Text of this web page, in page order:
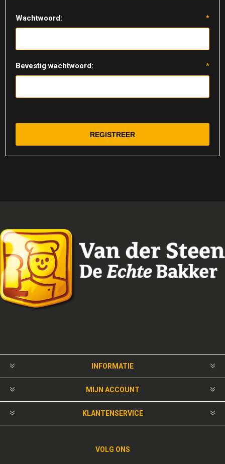
Wachtwoord: *
Bevestig wachtwoord: *
INFORMATIE
MIJN ACCOUNT
KLANTENSERVICE
VOLG ONS